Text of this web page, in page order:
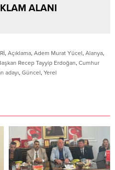
ALANI
, Açıklama, Adem Murat Yücel, Alanya,
Recep Tayyip Erdoğan, Cumhur
adayı, Güncel, Yerel